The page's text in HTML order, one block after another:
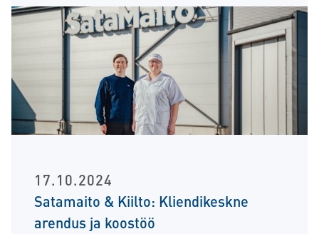
17.10.2024
Satamaito & Kiilto: Kliendikeskne
arendus ja koostöö